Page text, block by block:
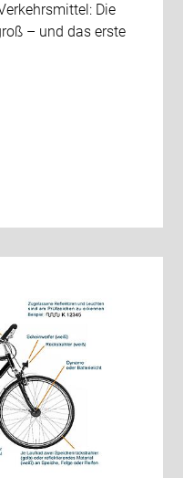
Die
– und das erste